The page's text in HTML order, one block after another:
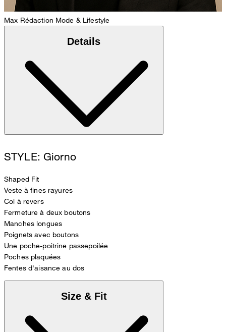
Max Rédaction Mode & Lifestyle
Details
STYLE: Giorno
Shaped Fit
Veste à fines rayures
Col à revers
Fermeture à deux boutons
Manches longues
Poignets avec boutons
Une poche-poitrine passepoilée
Poches plaquées
Fentes d'aisance au dos
Size & Fit